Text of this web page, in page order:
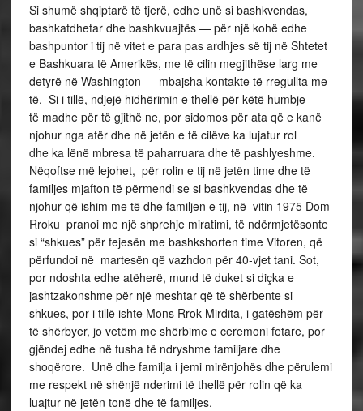
Si shumë shqiptarë të tjerë, edhe unë si bashkvendas,
bashkatdhetar dhe bashkvuajtës — për një kohë edhe
bashpuntor i tij në vitet e para pas ardhjes së tij në Shtetet
e Bashkuara të Amerikës, me të cilin megjithëse larg me
detyrë në Washington — mbajsha kontakte të rregullta me
të. Si i tillë, ndjejë hidhërimin e thellë për këtë humbje
të madhe për të gjithë ne, por sidomos për ata që e kanë
njohur nga afër dhe në jetën e të cilëve ka lujatur rol
dhe ka lënë mbresa të paharruara dhe të pashlyeshme.
Nëqoftse më lejohet, për rolin e tij në jetën time dhe të
familjes mjafton të përmendi se si bashkvendas dhe të
njohur që ishim me të dhe familjen e tij, në vitin 1975 Dom
Rroku pranoi me një shprehje miratimi, të ndërmjetësonte
si “shkues” për fejesën me bashkshorten time Vitoren, që
përfundoi në martesën që vazhdon për 40-vjet tani. Sot,
por ndoshta edhe atëherë, mund të duket si diçka e
jashtzakonshme për një meshtar që të shërbente si
shkues, por i tillë ishte Mons Rrok Mirdita, i gatëshëm për
të shërbyer, jo vetëm me shërbime e ceremoni fetare, por
gjëndej edhe në fusha të ndryshme familjare dhe
shoqërore. Unë dhe familja i jemi mirënjohës dhe përulemi
me respekt në shënjë nderimi të thellë për rolin që ka
luajtur në jetën tonë dhe të familjes.